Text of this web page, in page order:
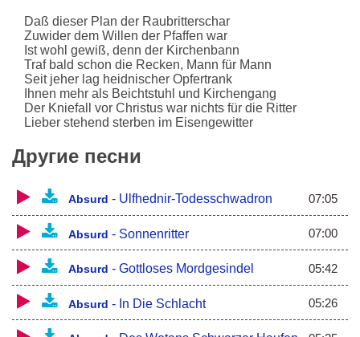
Daß dieser Plan der Raubritterschar
Zuwider dem Willen der Pfaffen war
Ist wohl gewiß, denn der Kirchenbann
Traf bald schon die Recken, Mann für Mann
Seit jeher lag heidnischer Opfertrank
Ihnen mehr als Beichtstuhl und Kirchengang
Der Kniefall vor Christus war nichts für die Ritter
Lieber stehend sterben im Eisengewitter
Blitzende Schwerter, Eisernes Heer
Raubritterorden - Germanias Wehr
Heiden in eherner Rüstung und Waffen
Wotans Sturm brauste wild durch das Land
Wohin sie auch kamen, ein Stechen und Raufen
Das war Germanias Raubritterhaufen!
Ganz ruchlose Heiden
Gegen Krone und Kreuz
Gefürchtet von beiden
Другие песни
Absurd - Ulfhednir-Todesschwadron 07:05
Absurd - Sonnenritter 07:00
Absurd - Gottloses Mordgesindel 05:42
Absurd - In Die Schlacht 05:26